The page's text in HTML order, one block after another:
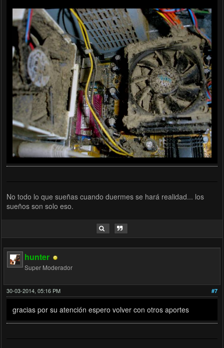
No todo lo que sueñas cuando duermes se hará realidad... los
sueños son solo eso.
hunter
Super Moderador
#7
30-03-2014, 05:16 PM
gracias por su atención espero volver con otros aportes